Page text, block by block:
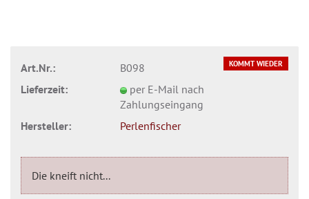
KOMMT WIEDER
Art.Nr.:
B098
Lieferzeit:
per E-Mail nach
Zahlungseingang
Hersteller:
Perlenfischer
Die kneift nicht...